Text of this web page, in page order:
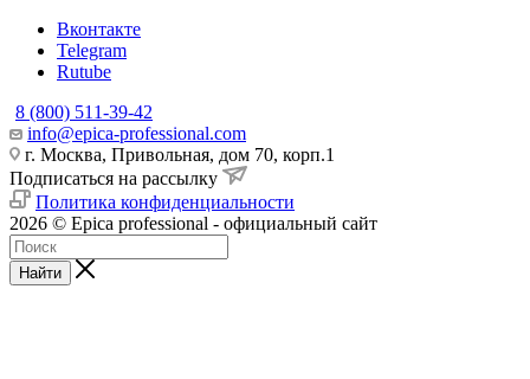
Вконтакте
Telegram
Rutube
8 (800) 511-39-42
info@epica-professional.com
г. Москва, Привольная, дом 70, корп.1
Подписаться на рассылку
Политика конфиденциальности
2026 © Epica professional - официальный сайт
Найти